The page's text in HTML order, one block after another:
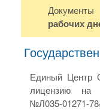
рабочих
Единый Центр
лицензию на
№Л035-01271-